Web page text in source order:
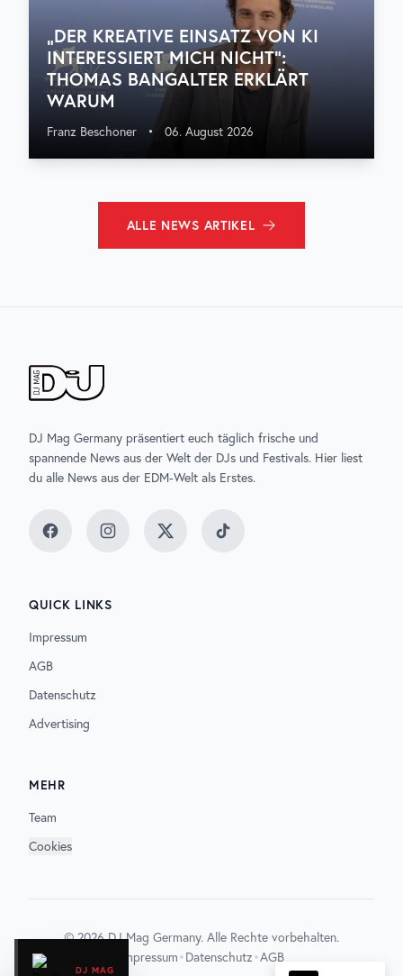
DJ MAG
„DER KREATIVE EINSATZ VON KI
INTERESSIERT MICH NICHT“:
THOMAS BANGALTER ERKLÄRT
WARUM
Franz Beschoner • 06. August 2026
ALLE NEWS ARTIKEL
DJ Mag Germany präsentiert euch täglich frische und
spannende News aus der Welt der DJs und Festivals. Hier liest
du alle News aus der EDM-Welt als Erstes.
FacebookInstagramTwitter TikTok
QUICK LINKS
Impressum
AGB
Datenschutz
Advertising
MEHR
Team
Cookies
©2026DJ Mag Germany. Alle Rechte vorbehalten.
Impressum•Datenschutz•AGB